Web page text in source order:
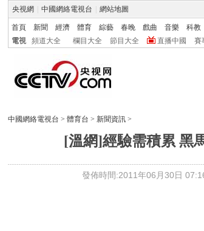
央視網 中國網絡電視台 網站地圖
首頁 新聞 經濟 體育 綜藝 春晚 戲曲 音樂 科教
電視
頻道大全 欄目大全 節目大全 直播中國 賽
中國網絡電視台 > 體育台 > 新聞資訊 >
[溫網]經驗需積累 黑
發佈時間:2011年06月30日